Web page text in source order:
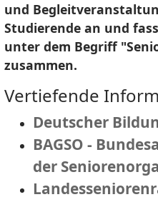
und
Studierende an und
unter dem Begriff
zusammen.
Vertiefende
Deutscher
BAGSO -
der